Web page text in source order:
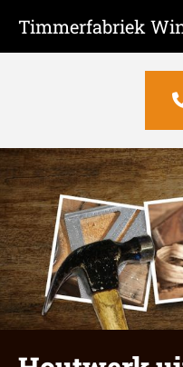
Timmerfabriek